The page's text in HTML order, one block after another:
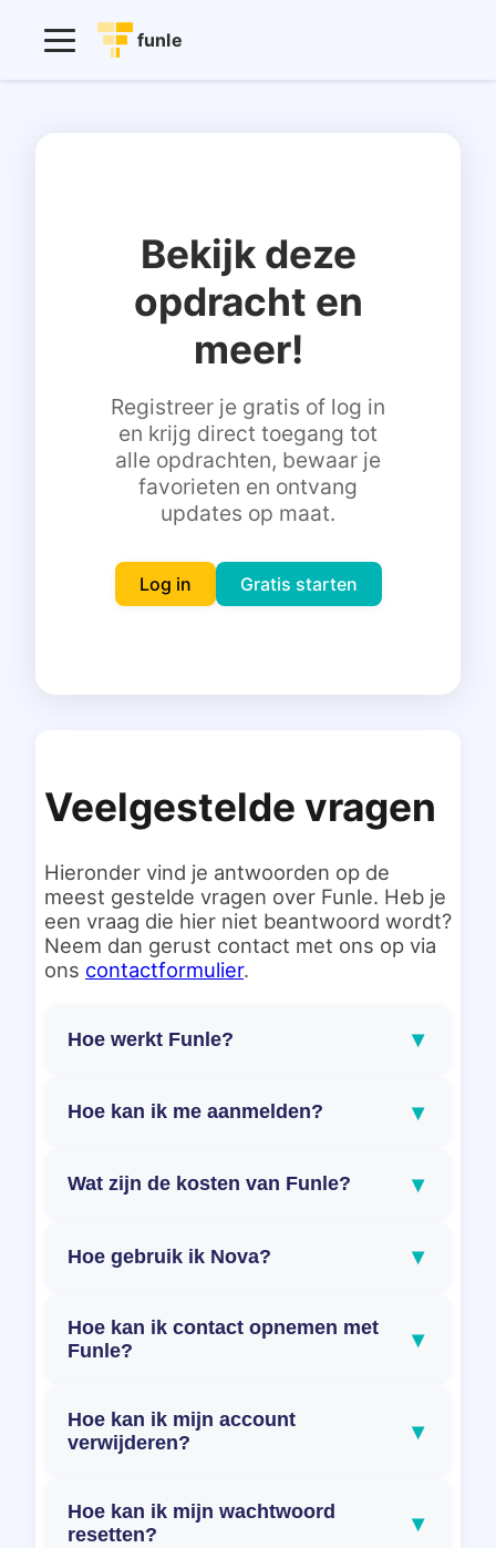
funle
Inloggen
Gratis starten
Bekijk deze
opdracht en
meer!
Registreer je gratis of log in
en krijg direct toegang tot
alle opdrachten, bewaar je
favorieten en ontvang
updates op maat.
Log in Gratis starten
Veelgestelde vragen
Hieronder vind je antwoorden op de
meest gestelde vragen over Funle. Heb je
een vraag die hier niet beantwoord wordt?
Neem dan gerust contact met ons op via
ons contactformulier.
Hoe werkt Funle? ▾
Hoe kan ik me aanmelden? ▾
Wat zijn de kosten van Funle? ▾
Hoe gebruik ik Nova? ▾
Hoe kan ik contact opnemen met
Funle?
▾
Hoe kan ik mijn account
verwijderen?
▾
Hoe kan ik mijn wachtwoord
resetten?
▾